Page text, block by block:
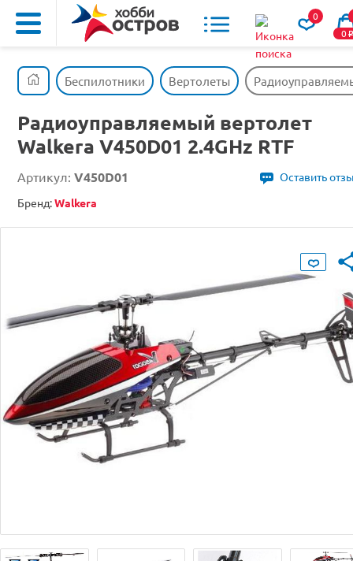
0
0o
Беспилотники Вертолеты
Радиоуправляемый вертолет
Walkera V450D01 2.4GHz RTF
Артикул: V450D01
Оставить
Бренд:Walkera